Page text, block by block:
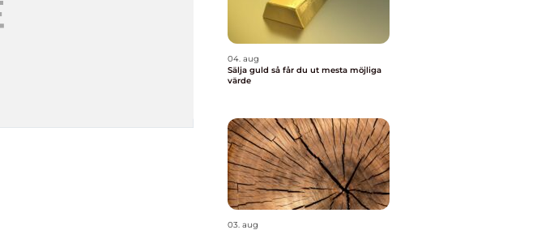
04. aug
Sälja guld så får du ut mesta möjliga
värde
03. aug